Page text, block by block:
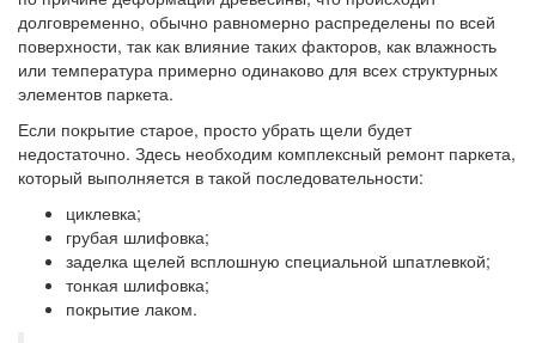
долговременно, обычно равномерно распределены по всей
поверхности, так как влияние таких факторов, как влажность
или температура примерно одинаково для всех структурных
элементов паркета.
Если покрытие старое, просто убрать щели будет
недостаточно. Здесь необходим комплексный ремонт паркета,
который выполняется в такой последовательности:
циклевка;
грубая шлифовка;
заделка щелей всплошную специальной шпатлевкой;
тонкая шлифовка;
покрытие лаком.